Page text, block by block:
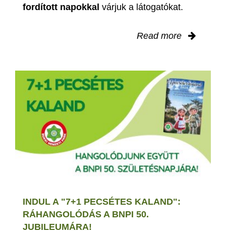
fordított napokkal várjuk a látogatókat.
Read more
INDUL A "7+1 PECSÉTES KALAND":
RÁHANGOLÓDÁS A BNPI 50.
JUBILEUMÁRA!